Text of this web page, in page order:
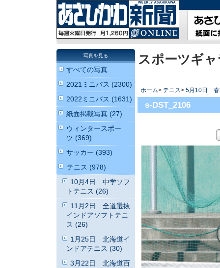
スポーツギ
ホーム> テニス> 5月10日 春
s-DST_2106
写真を見る
すべての写真
2021ミニバス (2300)
2022ミニバス (1631)
紙面掲載写真 (27)
ウィンタースポー
ツ (369)
サッカー (393)
テニス (978)
10月4日 中学ソフ
トテニス (26)
11月2日 全道選抜
インドアソフトテニ
ス (26)
1月25日 北海道イ
ンドアテニス (30)
3月22日 北海道百